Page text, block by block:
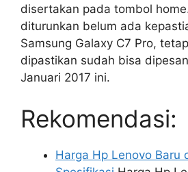
disertakan pada tombol
diturunkan belum ada
Samsung Galaxy C7 Pro,
dipastikan sudah bisa
Januari 2017 ini.
Rekomendasi:
Harga Hp Lenovo Baru